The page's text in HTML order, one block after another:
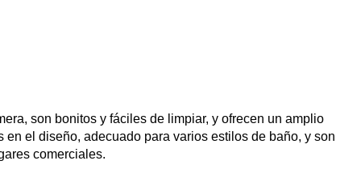
son bonitos y fáciles de limpiar, y ofrecen un amplio
el diseño, adecuado para varios estilos de baño, y son
comerciales.